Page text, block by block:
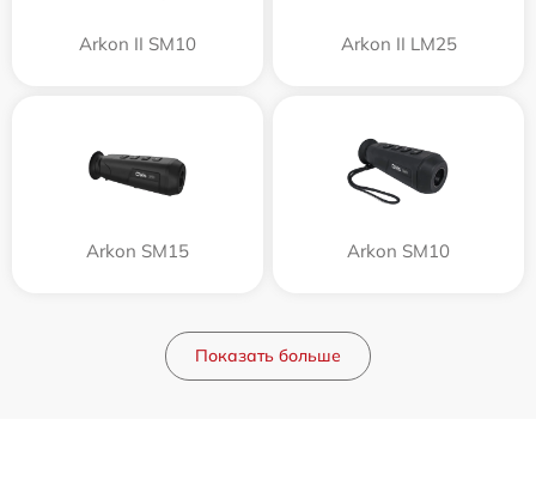
Arkon II SM10 Arkon II LM25
Arkon SM15 Arkon SM10
Показать больше